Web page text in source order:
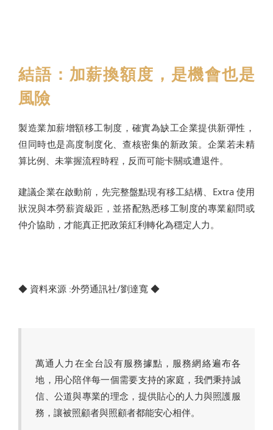
結語：加薪換額度，是機會也是
風險
製造業加薪增額移工制度，確實為缺工企業提供新彈性，
但同時也是高度制度化、查核密集的新政策。企業若未精
算比例、未掌握流程時程，反而可能卡關或遭退件。
建議企業在啟動前，先完整盤點現有移工結構、Extra 使用
狀況與本勞薪資級距，並搭配熟悉移工制度的專業顧問或
仲介協助，才能真正把政策紅利轉化為穩定人力。
◆ 資料來源 :外勞通訊社/劉達寬 ◆
萬通人力在全台設有服務據點，服務網絡遍布各
地，用心陪伴每一個需要支持的家庭，我們秉持誠
信、公道與專業的理念，提供貼心的人力與照護服
務，讓被照顧者與照顧者都能安心相伴。